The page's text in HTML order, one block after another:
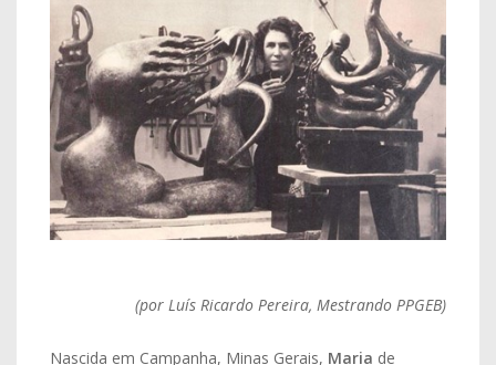
(por Luís Ricardo Pereira, Mestrando PPGEB)
Nascida em Campanha, Minas Gerais, Maria de